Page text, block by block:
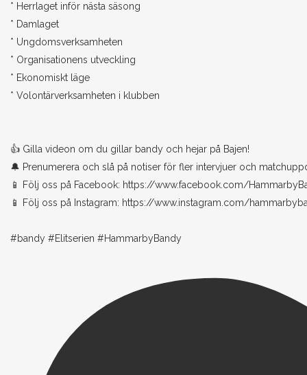
* Herrlaget inför nästa säsong
* Damlaget
* Ungdomsverksamheten
* Organisationens utveckling
* Ekonomiskt läge
* Volontärverksamheten i klubben
👍 Gilla videon om du gillar bandy och hejar på Bajen!
🔔 Prenumerera och slå på notiser för fler intervjuer och
📱 Följ oss på Facebook: https://www.facebook.com/
📱 Följ oss på Instagram: https://www.instagram.com/
#bandy #Elitserien #HammarbyBandy